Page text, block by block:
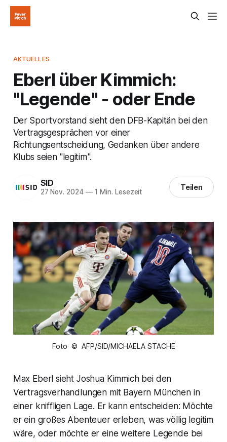
AKTUELLES
Eberl über Kimmich:
"Legende" - oder Ende
Der Sportvorstand sieht den DFB-Kapitän bei den
Vertragsgesprächen vor einer
Richtungsentscheidung, Gedanken über andere
Klubs seien "legitim".
SID
27 Nov. 2024 —1 Min. Lesezeit Teilen
Foto © AFP/SID/MICHAELA STACHE
Max Eberl sieht Joshua Kimmich bei den
Vertragsverhandlungen mit Bayern München in
einer kniffligen Lage. Er kann entscheiden: Möchte
er ein großes Abenteuer erleben, was völlig legitim
wäre, oder möchte er eine weitere Legende bei